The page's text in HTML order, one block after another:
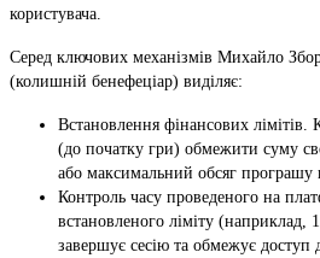
користувача.
Серед ключових механізмів Михайло
(колишній бенефеціар) виділяє:
Встановлення фінансових лімітів.
(до початку гри) обмежити суму
або максимальний обсяг програшу
Контроль часу проведеного на
встановленого ліміту (наприклад,
завершує сесію та обмежує доступ